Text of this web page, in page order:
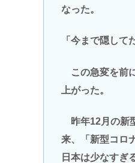
なった。
「今まで隠して
この急変を前
上がった。
昨年12月の新
来、「新型コロ
日本は少なすぎ